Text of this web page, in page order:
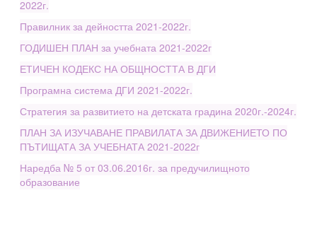
2022г.
Правилник за дейността 2021-2022г.
ГОДИШЕН ПЛАН за учебната 2021-2022г
ЕТИЧЕН КОДЕКС НА ОБЩНОСТТА В ДГИ
Програмна система ДГИ 2021-2022г.
Стратегия за развитието на детската градина 2020г.-2024г.
ПЛАН ЗА ИЗУЧАВАНЕ ПРАВИЛАТА ЗА ДВИЖЕНИЕТО ПО
ПЪТИЩАТА ЗА УЧЕБНАТА 2021-2022г
Наредба № 5 от 03.06.2016г. за предучилищното
образование